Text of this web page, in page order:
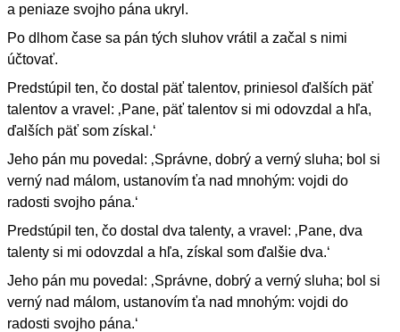
a peniaze svojho pána ukryl.
Po dlhom čase sa pán tých sluhov vrátil a začal s nimi
účtovať.
Predstúpil ten, čo dostal päť talentov, priniesol ďalších päť
talentov a vravel: ‚Pane, päť talentov si mi odovzdal a hľa,
ďalších päť som získal.‘
Jeho pán mu povedal: ‚Správne, dobrý a verný sluha; bol si
verný nad málom, ustanovím ťa nad mnohým: vojdi do
radosti svojho pána.‘
Predstúpil ten, čo dostal dva talenty, a vravel: ‚Pane, dva
talenty si mi odovzdal a hľa, získal som ďalšie dva.‘
Jeho pán mu povedal: ‚Správne, dobrý a verný sluha; bol si
verný nad málom, ustanovím ťa nad mnohým: vojdi do
radosti svojho pána.‘